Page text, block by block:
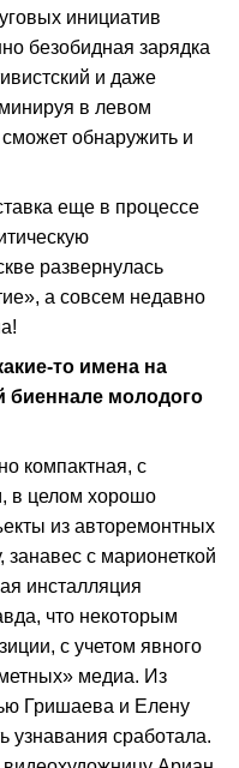
инициатив
безобидная зарядка
и даже
в левом
обнаружить и
еще в процессе
развернулась
а совсем недавно
то имена на
биеннале молодого
компактная, с
в целом хорошо
из авторемонтных
занавес с марионеткой
инсталляция
что некоторым
с учетом явного
медиа. Из
Гришаева и Елену
узнавания сработала.